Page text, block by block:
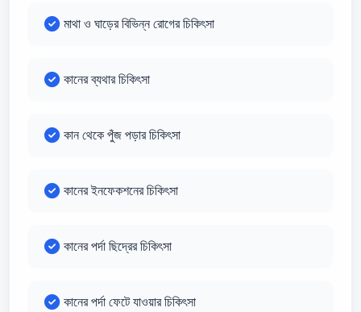
মাথা ও ঘাড়ের বিভিন্ন রোগের চিকিৎসা
কানের ব্যথার চিকিৎসা
কান থেকে পুঁজ পড়ার চিকিৎসা
কানের ইনফেকশনের চিকিৎসা
কানের পর্দা ছিদ্রের চিকিৎসা
কানের পর্দা ফেটে যাওয়ার চিকিৎসা